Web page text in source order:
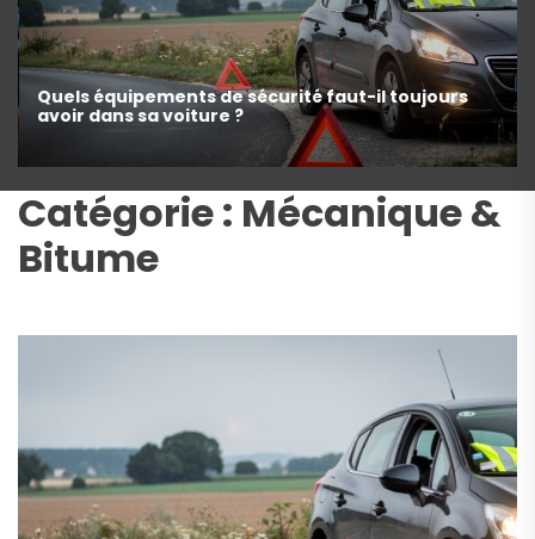
Quels équipements de sécurité faut-il toujours
avoir dans sa voiture ?
Catégorie : Mécanique &
Bitume